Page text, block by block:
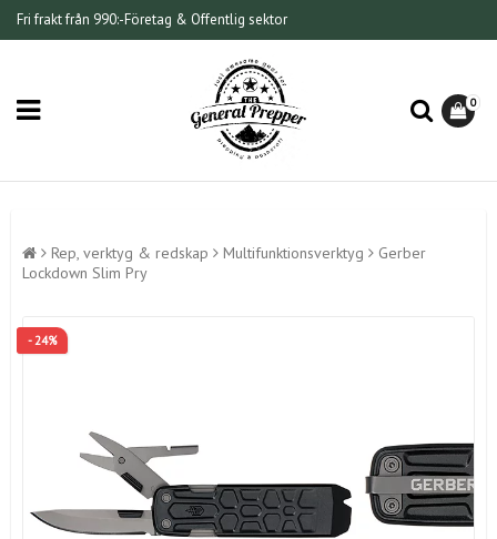
Fri frakt från 990:-Företag & Offentlig sektor
0
Rep, verktyg & redskap Multifunktionsverktyg
Gerber
Lockdown Slim Pry
- 24%